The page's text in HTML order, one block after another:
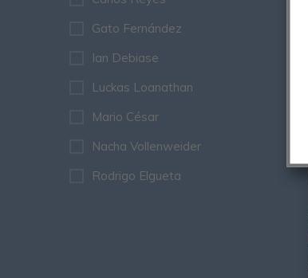
Gato Fernández
Ian Debiase
Luckas Loanathan
Mario César
Nacha Vollenweider
Rodrigo Elgueta